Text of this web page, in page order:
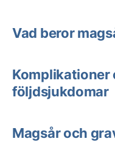
Vad beror
Komplikationer
följdsjukdomar
Magsår och